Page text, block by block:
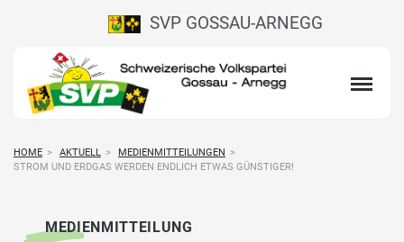
SVP GOSSAU-ARNEGG
HOME > AKTUELL > MEDIENMITTEILUNGEN >
STROM UND ERDGAS WERDEN ENDLICH ETWAS GÜNSTIGER!
MEDIENMITTEILUNG